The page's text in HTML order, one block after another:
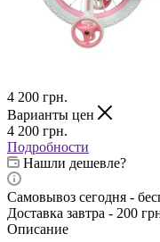
4 200 грн.
Варианты цен
4 200 грн.
Подробности
Нашли дешевле?
Самовывоз сегодня -
Доставка завтра - 200
Описание